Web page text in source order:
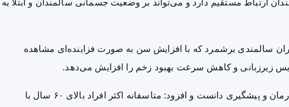
سالمندی برشمرد که با افزایش سن به صورت فزاینده‌ای مشاهده
زیرزبانی و کاهش سرعت بهبود زخم را افزایش می‌دهد.
دکتر ولی زاده این شرایط را در سالمندان قابل درمان و پیشگیری دانست و افزود: متاسفانه اکثر افراد بالای ۶۰ سال با